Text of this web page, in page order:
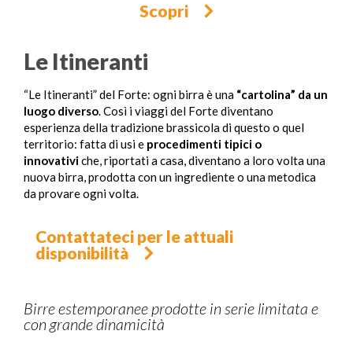
Scopri
Le Itineranti
“Le Itineranti” del Forte: ogni birra è una “cartolina” da un
luogo diverso. Così i viaggi del Forte diventano
esperienza della tradizione brassicola di questo o quel
territorio: fatta di usi e procedimenti tipici o
innovativiche, riportati a casa, diventano a loro volta una
nuova birra, prodotta con un ingrediente o una metodica
da provare ogni volta.
Contattateci per le attuali
disponibilità
Birre estemporanee prodotte in serie limitata e
con grande dinamicità